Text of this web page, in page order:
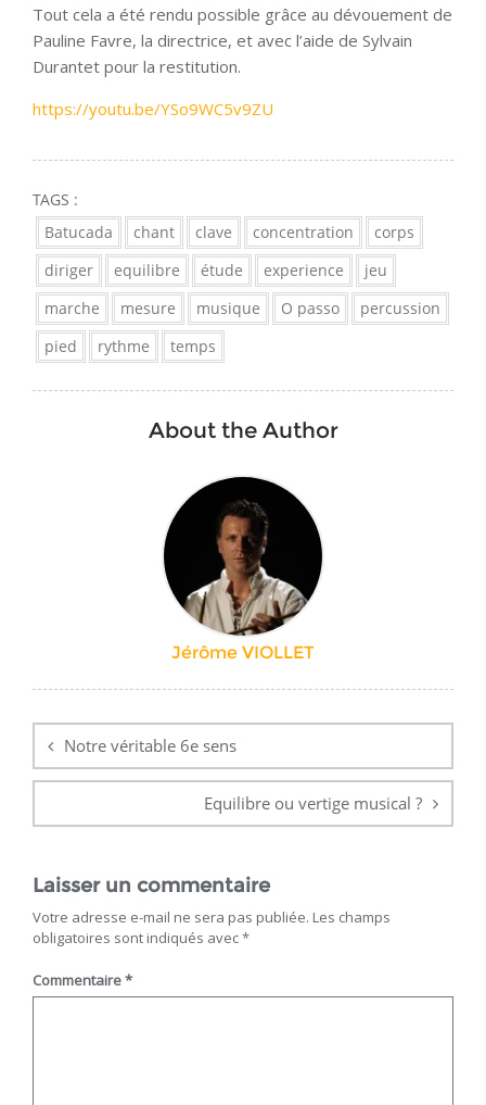
Tout cela a été rendu possible grâce au dévouement de
Pauline Favre, la directrice, et avec l’aide de Sylvain
Durantet pour la restitution.
https://youtu.be/YSo9WC5v9ZU
TAGS :
Batucada
chant clave concentration
corps
diriger
equilibre étude experience
jeu
marche
mesure musique O passo
percussion
pied
rythme temps
About the Author
Jérôme VIOLLET
de
l’article
Notre véritable 6e sens
Equilibre ou vertige musical ?
Laisser un commentaire
Votre adresse e-mail ne sera pas publiée. Les champs
obligatoires sont indiqués avec*
Commentaire*